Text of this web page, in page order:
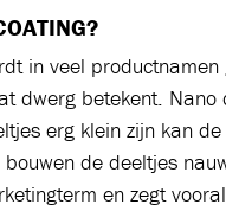
in veel
dwerg betekent.
erg klein zijn kan
de deeltjes
en zegt